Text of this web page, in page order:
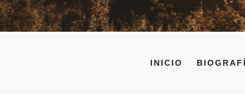
INICIO